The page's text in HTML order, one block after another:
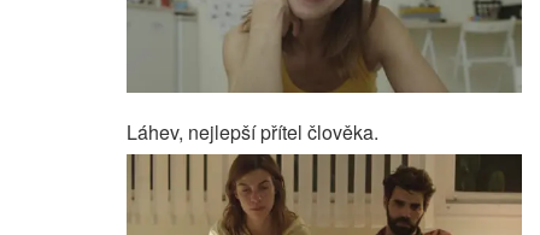
Láhev, nejlepší přítel člověka.